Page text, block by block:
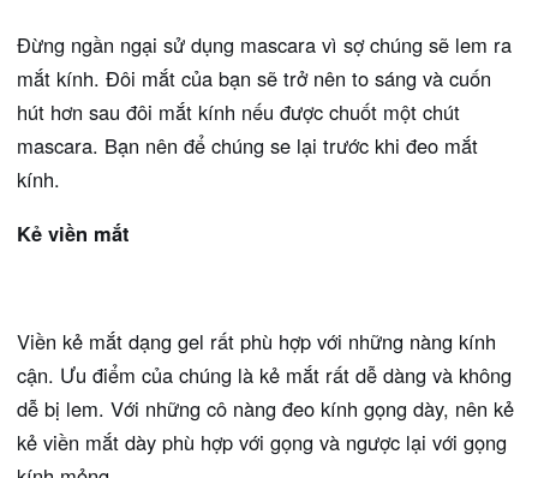
Đừng ngần ngại sử dụng mascara vì sợ chúng sẽ lem ra
mắt kính. Đôi mắt của bạn sẽ trở nên to sáng và cuốn
hút hơn sau đôi mắt kính nếu được chuốt một chút
mascara. Bạn nên để chúng se lại trước khi đeo mắt
kính.
Kẻ viền mắt
Viền kẻ mắt dạng gel rất phù hợp với những nàng kính
cận. Ưu điểm của chúng là kẻ mắt rất dễ dàng và không
dễ bị lem. Với những cô nàng đeo kính gọng dày, nên kẻ
kẻ viền mắt dày phù hợp với gọng và ngược lại với gọng